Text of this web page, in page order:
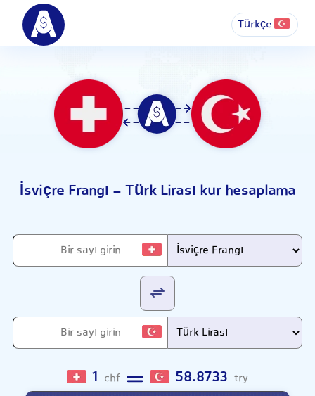
Türkçe
İsviçre Frangı - Türk Lirası kur hesaplama
1 chf 58.8733 try